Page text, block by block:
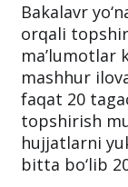
Bakalavr
orqali
ma’lumotlar
mashhur
faqat 20
topshirish
hujjatlarni
bitta bo‘lib